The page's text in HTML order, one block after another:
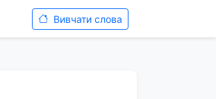
Вивчати слова